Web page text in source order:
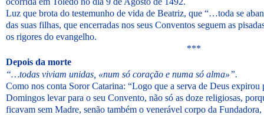
Luz que brota do testemunho de vida de Beatriz, que “…toda se
das suas filhas, que encerradas nos seus Conventos seguem as
os rigores do evangelho.
***
Depois da morte
“…todas viviam unidas, «num só coração e numa só alma»”.
Como nos conta Soror Catarina: “Logo que a serva de Deus expirou
Domingos levar para o seu Convento, não só as doze religiosas,
ficavam sem Madre, senão também o venerável corpo da